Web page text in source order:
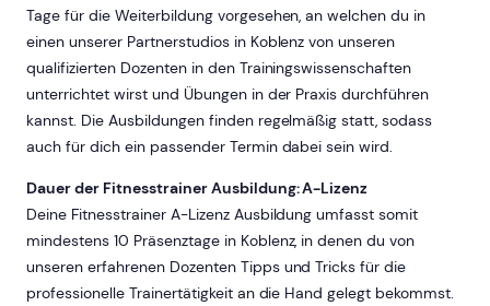
Tage für die Weiterbildung vorgesehen, an welchen du in
einen unserer Partnerstudios in Koblenz von unseren
qualifizierten Dozenten in den Trainingswissenschaften
unterrichtet wirst und Übungen in der Praxis durchführen
kannst. Die Ausbildungen finden regelmäßig statt, sodass
auch für dich ein passender Termin dabei sein wird.
Dauer der Fitnesstrainer Ausbildung: A-Lizenz
Deine Fitnesstrainer A-Lizenz Ausbildung umfasst somit
mindestens 10 Präsenztage in Koblenz, in denen du von
unseren erfahrenen Dozenten Tipps und Tricks für die
professionelle Trainertätigkeit an die Hand gelegt bekommst.